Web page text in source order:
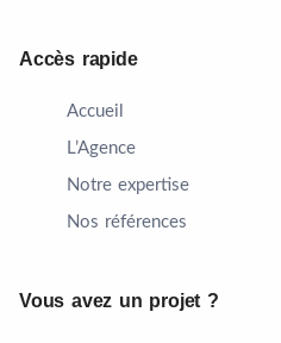
Accès rapide
Accueil
L’Agence
Notre expertise
Nos références
Vous avez un projet ?